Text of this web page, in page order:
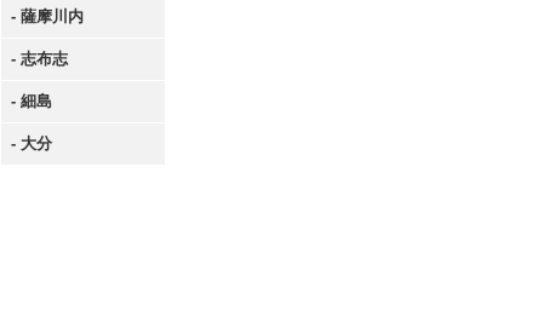
- 薩摩川内
- 志布志
- 細島
- 大分